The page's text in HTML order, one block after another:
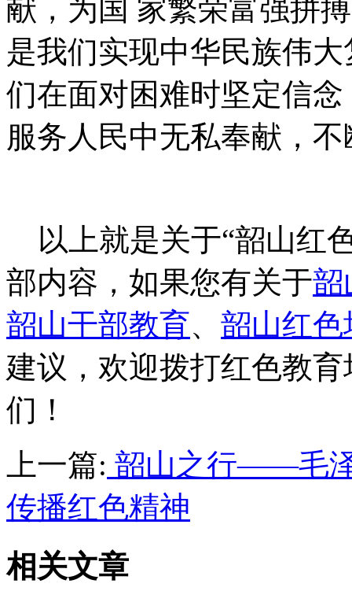
献，为国 家繁荣富强拼
是我们实现中华民族伟
们在面对困难时坚定信
服务人民中无私奉献，
以上就是关于“韶山红
部内容，如果您有关于韶
韶山干部教育、 韶山红色
建议，欢迎拨打红色教
们！
上一篇: 韶山之行——毛
传播红色精神
相关文章